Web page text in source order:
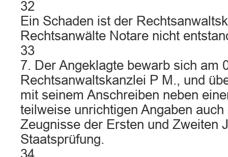
32
Ein Schaden ist der
Rechtsanwälte Notare nicht
33
7. Der Angeklagte bewarb sich am
Rechtsanwaltskanzlei P M., und
mit seinem Anschreiben neben
teilweise unrichtigen Angaben auch
Zeugnisse der Ersten und Zweiten
Staatsprüfung.
34